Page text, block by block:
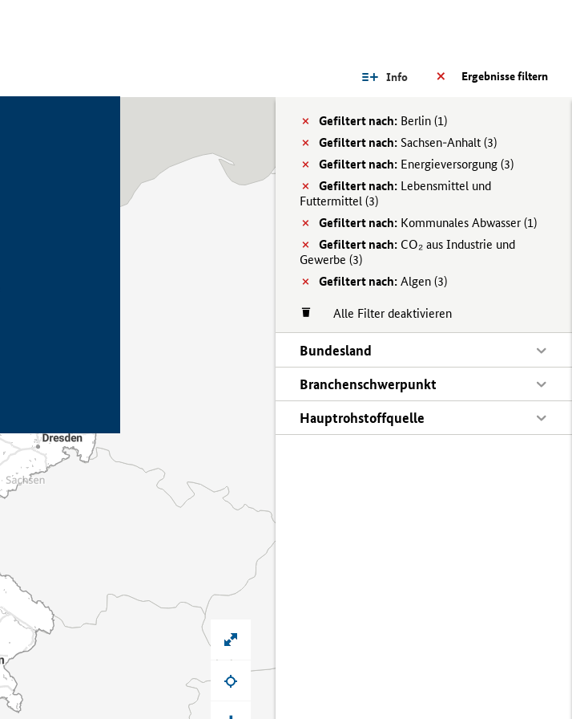
Ergebnisse filtern
Info
Gefiltert nach: Berlin (1)
Gefiltert nach: Sachsen-Anhalt (3)
Gefiltert nach: Energieversorgung (3)
Gefiltert nach: Lebensmittel und
Futtermittel (3)
Gefiltert nach: Kommunales Abwasser (1)
Gefiltert nach: CO₂ aus Industrie und
Gewerbe (3)
Gefiltert nach: Algen (3)
Alle Filter deaktivieren
Bundesland
Branchenschwerpunkt
Hauptrohstoffquelle